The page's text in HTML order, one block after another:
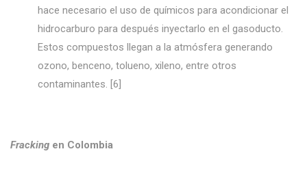
hace necesario el uso de químicos para acondicionar el
hidrocarburo para después inyectarlo en el gasoducto.
Estos compuestos llegan a la atmósfera generando
ozono, benceno, tolueno, xileno, entre otros
contaminantes. [6]
Fracking en Colombia